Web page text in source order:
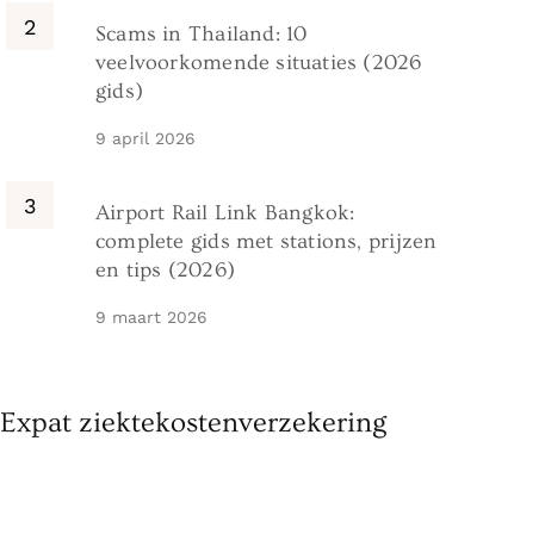
Scams in Thailand: 10
veelvoorkomende situaties (2026
gids)
9 april 2026
Airport Rail Link Bangkok:
complete gids met stations, prijzen
en tips (2026)
9 maart 2026
Expat ziektekostenverzekering